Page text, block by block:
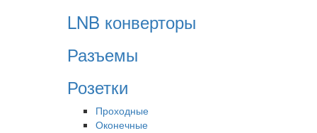
LNB конверторы
Разъемы
Розетки
Проходные
Оконечные